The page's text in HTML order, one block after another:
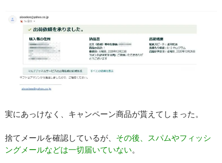
実にあっけなく、キャンペーン商品が貰えてしまった。
捨てメールを確認しているが、 その後、スパムやフィッシ
ングメールなどは一切届いていない